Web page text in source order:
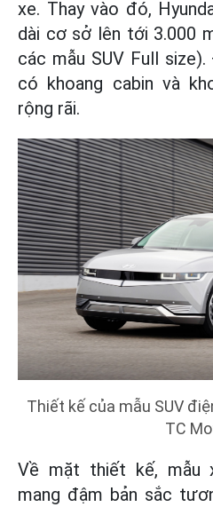
xe. Thay vào đó,
dài cơ sở lên tới 3.000
các mẫu SUV Full
có khoang cabin và
rộng rãi.
Thiết kế của mẫu SUV
TC
Về mặt thiết kế, mẫu
mang đậm bản sắc